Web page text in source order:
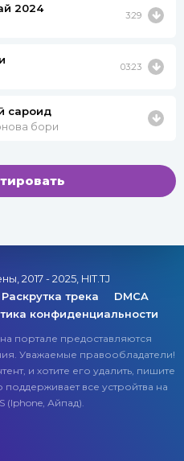
2024
3:29
03:23
сароид
бори
2017 - 2025, HIT.TJ
Раскрутка трека
DMCA
конфиденциальности
портале предоставляются
Уважаемые правообладатели!
и хотите его удалить, пишите
все устройтва на
(Iphone, Айпад).